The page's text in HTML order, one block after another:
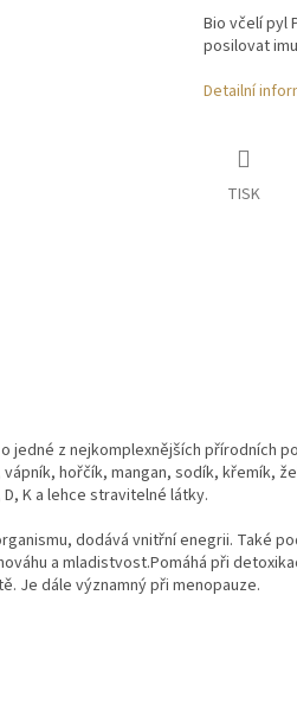
Bio včelí pyl
posilovat
Detailní
TISK
jedné z nejkomplexnějších přírodních
hořčík, mangan, sodík, křemík,
D, K a lehce stravitelné látky.
dodává vnitřní enegrii. Také
a mladistvost.Pomáhá při
Je dále významný při menopauze.